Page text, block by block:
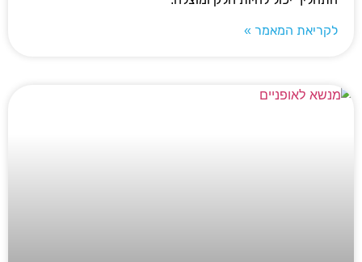
לקריאת המאמר »